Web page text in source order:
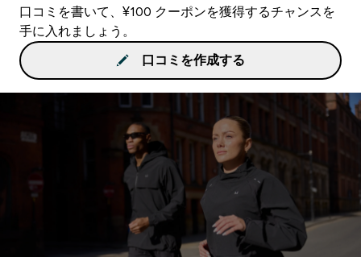
口コミを書いて、¥100 クーポンを獲得するチャンスを
手に入れましょう。
口コミを作成する